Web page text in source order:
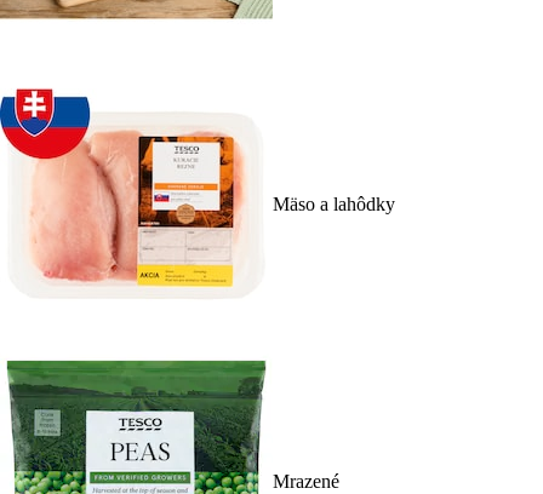
Mäso a lahôdky
Mrazené